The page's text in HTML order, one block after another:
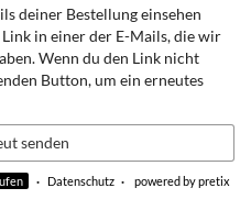
deiner Bestellung einsehen
in einer der E-Mails, die wir
Wenn du den Link nicht
Button, um ein erneutes
senden
Datenschutz powered by pretix